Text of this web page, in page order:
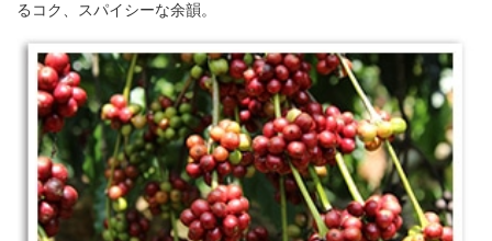
るコク、スパイシーな余韻。